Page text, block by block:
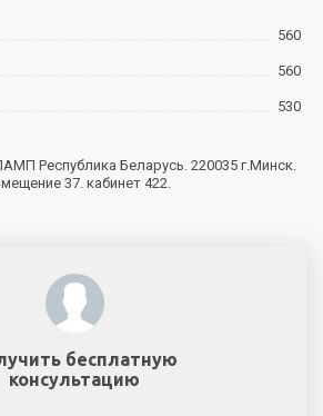
560
560
530
Республика Беларусь. 220035 г.Минск.
37. кабинет 422.
бесплатную
консультацию